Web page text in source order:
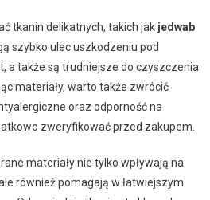
tkanin delikatnych, takich jak jedwab
szybko ulec uszkodzeniu pod
a także są trudniejsze do czyszczenia
materiały, warto także zwrócić
oraz odporność na
zweryfikować przed zakupem.
materiały nie tylko wpływają na
również pomagają w łatwiejszym